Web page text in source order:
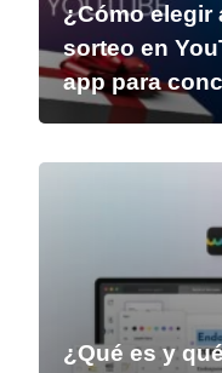
¿Cómo elegir
sorteo en
app para
¿Qué es y